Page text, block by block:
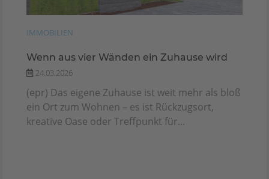
IMMOBILIEN
Wenn aus vier Wänden ein Zuhause wird
24.03.2026
(epr) Das eigene Zuhause ist weit mehr als bloß
ein Ort zum Wohnen – es ist Rückzugsort,
kreative Oase oder Treffpunkt für...